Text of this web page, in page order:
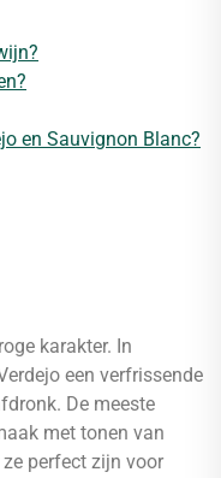
en Sauvignon Blanc?
karakter. In
een verfrissende
De meeste
met tonen van
perfect zijn voor